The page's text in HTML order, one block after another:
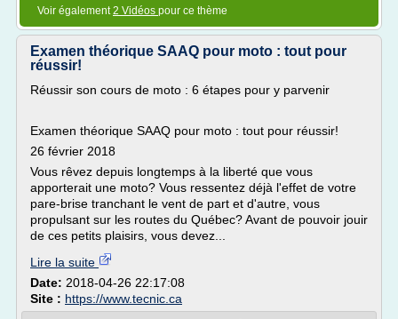
Voir également2 Vidéos pour ce thème
Examen théorique SAAQ pour moto : tout pour
réussir!
Réussir son cours de moto : 6 étapes pour y parvenir
Examen théorique SAAQ pour moto : tout pour réussir!
26 février 2018
Vous rêvez depuis longtemps à la liberté que vous
apporterait une moto? Vous ressentez déjà l'effet de votre
pare-brise tranchant le vent de part et d'autre, vous
propulsant sur les routes du Québec? Avant de pouvoir jouir
de ces petits plaisirs, vous devez...
Lire la suite
Date: 2018-04-26 22:17:08
Site : https://www.tecnic.ca